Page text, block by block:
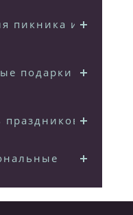
пикника и
подарки